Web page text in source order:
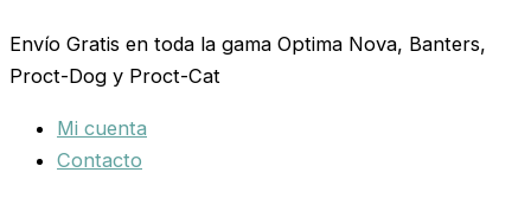
al
contenido
Envío Gratis en toda la gama Optima Nova, Banters,
Proct-Dog y Proct-Cat
Mi cuenta
Contacto
...
CELO
Y
CAZA
KG.PRODAC
cantidad